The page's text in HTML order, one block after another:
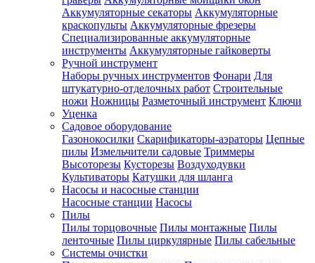
Аккумуляторные секаторы Аккумуляторные
краскопульты Аккумуляторные фрезеры
Специализированные аккумуляторные
инструменты Аккумуляторные гайковерты
Ручной инструмент
Наборы ручных инструментов Фонари Для
штукатурно-отделочных работ Строительные
ножи Ножницы Разметочный инструмент Ключи
Уценка
Садовое оборудование
Газонокосилки Скарификаторы-аэраторы Цепные
пилы Измельчители садовые Триммеры
Высоторезы Кусторезы Воздуходувки
Культиваторы Катушки для шланга
Насосы и насосные станции
Насосные станции Насосы
Пилы
Пилы торцовочные Пилы монтажные Пилы
ленточные Пилы циркулярные Пилы сабельные
Системы очистки